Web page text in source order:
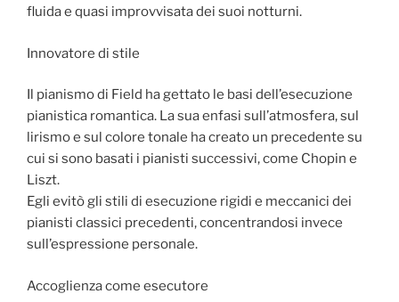
fluida e quasi improvvisata dei suoi notturni.
Innovatore di stile
Il pianismo di Field ha gettato le basi dell’esecuzione
pianistica romantica. La sua enfasi sull’atmosfera, sul
lirismo e sul colore tonale ha creato un precedente su
cui si sono basati i pianisti successivi, come Chopin e
Liszt.
Egli evitò gli stili di esecuzione rigidi e meccanici dei
pianisti classici precedenti, concentrandosi invece
sull’espressione personale.
Accoglienza come esecutore